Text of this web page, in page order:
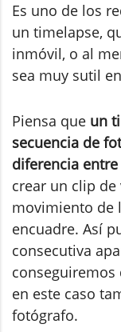
Es uno de los
un timelapse,
inmóvil, o al
sea muy sutil
Piensa que un
secuencia de
diferencia
crear un clip de
movimiento de
encuadre. Así
consecutiva
conseguiremos
en este caso
fotógrafo.